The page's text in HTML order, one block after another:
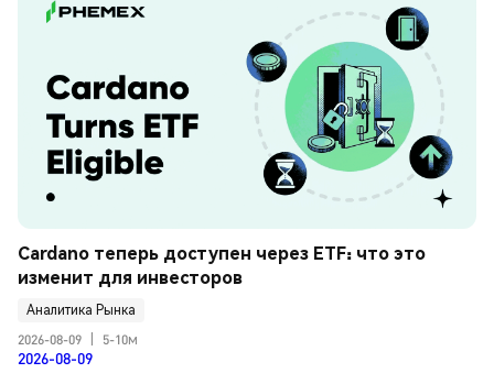
Cardano теперь доступен через ETF: что это
изменит для инвесторов
Аналитика Рынка
2026-08-09
5-10м
2026-08-09